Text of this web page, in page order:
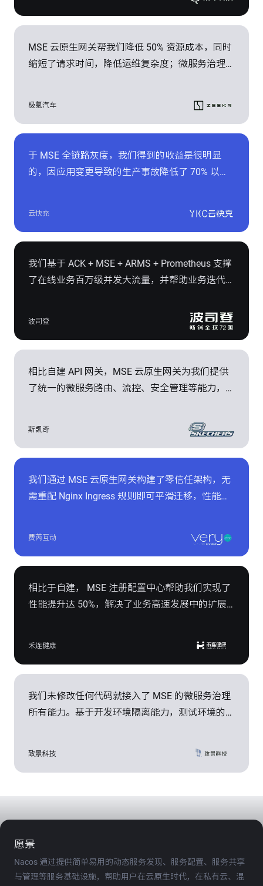
升线上稳定性，保证服务 99.95% 的可用性。
MSE 云原生网关帮我们降低 50% 资源成本，同时
缩短了请求时间，降低运维复杂度；微服务治理中
极氪汽车
于 MSE 全链路灰度，我们得到的收益是很明显
的，因应用变更导致的生产事故降低了 70% 以
到 4 人日，极大地促进了业务的快速迭代。
云快充
我们基于 ACK + MSE + ARMS + Prometheus 支撑
了在线业务百万级并发大流量，并帮助业务迭代效
波司登
相比自建 API 网关，MSE 云原生网关为我们提供
了统一的微服务路由、流控、安全管理等能力，方
斯凯奇
我们通过 MSE 云原生网关构建了零信任架构，无
需重配 Nginx Ingress 规则即可平滑迁移，性能提
互， 4 万+线下门店、每月 3000 万+笔的移动支付
费芮互动
相比于自建， MSE 注册配置中心帮助我们实现了
性能提升达 50%，解决了业务高速发展中的扩展
禾连健康
我们未修改任何代码就接入了 MSE 的微服务治理
所有能力。基于开发环境隔离能力，测试环境的构
致景科技
愿景
Nacos 通过提供简单易用的动态服务发现、服务配置、服务共享
与管理等服务基础设施，帮助用户在云原生时代，在私有云、混